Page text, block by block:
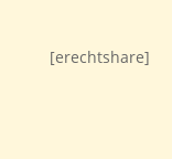
[erechtshare]